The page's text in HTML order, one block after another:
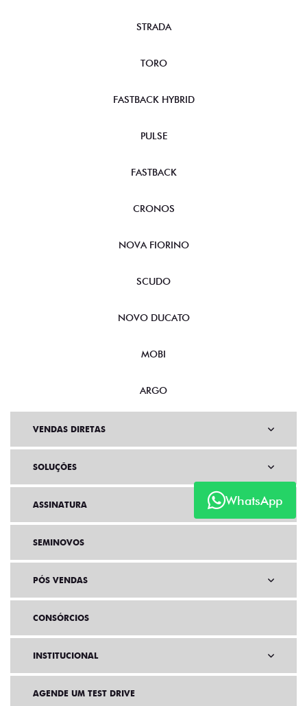
WhatsApp
STRADA
TORO
FASTBACK HYBRID
PULSE
FASTBACK
CRONOS
NOVA FIORINO
SCUDO
NOVO DUCATO
MOBI
ARGO
VENDAS DIRETAS
SOLUÇÕES
ASSINATURA
SEMINOVOS
PÓS VENDAS
CONSÓRCIOS
INSTITUCIONAL
AGENDE UM TEST DRIVE